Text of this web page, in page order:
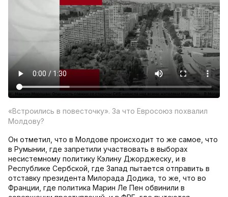
«Встроились в повесточку». За что Евросоюз похвалил
Молдову?
Он отметил, что в Молдове происходит то же самое, что
в Румынии, где запретили участвовать в выборах
несистемному политику Кэлину Джорджеску, и в
Республике Сербской, где Запад пытается отправить в
отставку президента Милорада Додика, то же, что во
Франции, где политика Марин Ле Пен обвинили в